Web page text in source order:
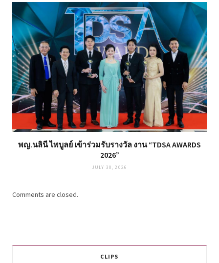
พญ.นลินี ไพบูลย์ เข้าร่วมรับรางวัล งาน “TDSA AWARDS
2026”
JULY 30, 2026
Comments are closed.
CLIPS